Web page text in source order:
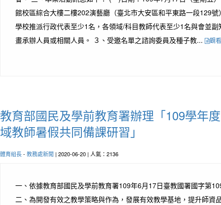
館校區綜合大樓二樓202演藝廳（臺北市大安區和平東路一段129
學校推派行政代表至少1名，各領域/科目教師代表至少1名與會並
畫承辦人員或相關人員。 ３、受邀名單之諮詢委員及種子教...
觀
教育部國民及學前教育署辦理「109學年
域教師暑假共同備課研習」
體育組長- 教務處新聞 | 2020-06-20 | 人氣：2136
一、依據教育部國民及學前教育署109年6月17日臺教國署國字第
二、為開發有效之教學策略與作為，發展有效教學基地，提升師資